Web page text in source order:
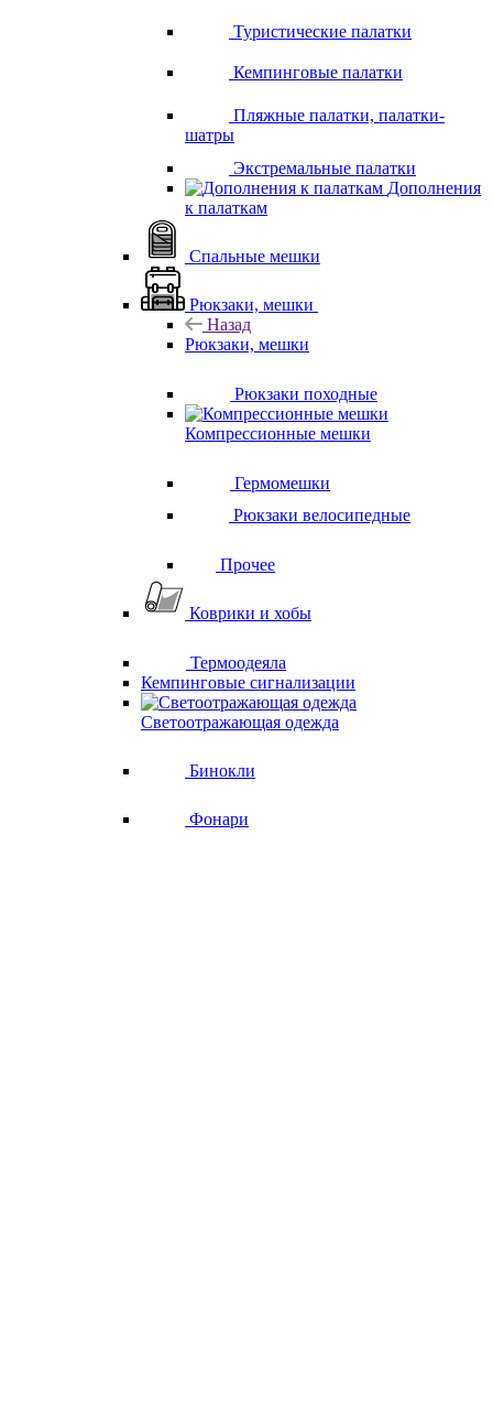
Туристические палатки
Кемпинговые палатки
Пляжные палатки, палатки-
шатры
Экстремальные палатки
Дополнения
к палаткам
Спальные мешки
Рюкзаки, мешки
Назад
Рюкзаки, мешки
Рюкзаки походные
Компрессионные мешки
Гермомешки
Рюкзаки велосипедные
Прочее
Коврики и хобы
Термоодеяла
Кемпинговые сигнализации
Светоотражающая одежда
Бинокли
Фонари